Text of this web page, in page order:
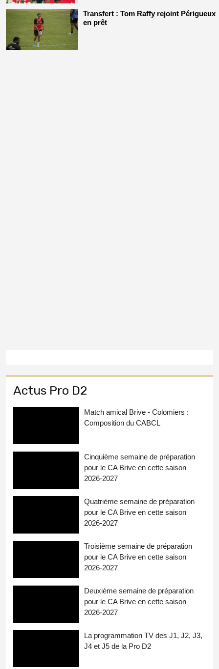
Transfert : Tom Raffy rejoint Périgueux
en prêt
Actus Pro D2
Match amical Brive - Colomiers :
Composition du CABCL
Cinquième semaine de préparation
pour le CA Brive en cette saison
2026-2027
Quatrième semaine de préparation
pour le CA Brive en cette saison
2026-2027
Troisième semaine de préparation
pour le CA Brive en cette saison
2026-2027
Deuxième semaine de préparation
pour le CA Brive en cette saison
2026-2027
La programmation TV des J1, J2, J3,
J4 et J5 de la Pro D2